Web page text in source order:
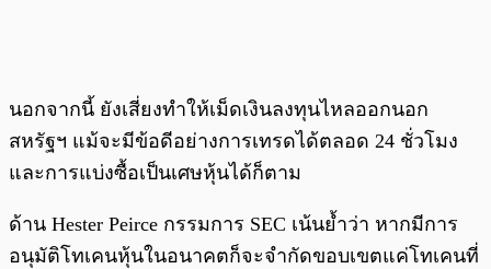
นอกจากนี้ ยังเสี่ยงทำให้เม็ดเงินลงทุนไหลออกนอก
สหรัฐฯ แม้จะมีข้อดีอย่างการเทรดได้ตลอด 24 ชั่วโมง
และการแบ่งซื้อเป็นเศษหุ้นได้ก็ตาม
ด้าน Hester Peirce กรรมการ SEC เน้นย้ำว่า หากมีการ
อนุมัติโทเคนหุ้นในอนาคตก็จะจำกัดขอบเขตแค่โทเคนที่